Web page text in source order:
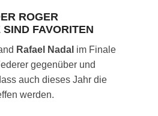
ROGER
FAVORITEN
Rafael Nadal im Finale
gegenüber und
auch dieses Jahr die
werden.